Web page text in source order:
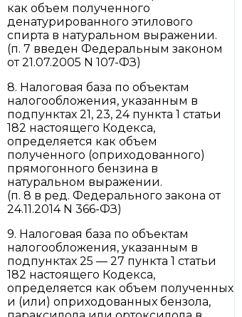
как объем полученного
денатурированного этилового
спирта в натуральном выражении.
(п. 7 введен Федеральным законом
от 21.07.2005 N 107-ФЗ)
8. Налоговая база по объектам
налогообложения, указанным в
подпунктах 21, 23, 24 пункта 1 статьи
182 настоящего Кодекса,
определяется как объем
полученного (оприходованного)
прямогонного бензина в
натуральном выражении.
(п. 8 в ред. Федерального закона от
24.11.2014 N 366-ФЗ)
9. Налоговая база по объектам
налогообложения, указанным в
подпунктах 25 — 27 пункта 1 статьи
182 настоящего Кодекса,
определяется как объем полученных
и (или) оприходованных бензола,